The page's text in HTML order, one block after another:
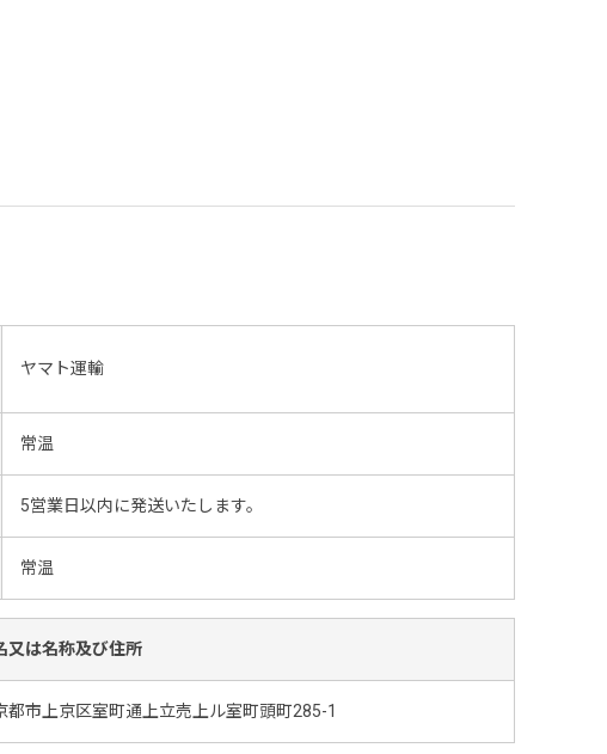
ヤマト運輸
常温
5営業日以内に発送いたします。
常温
又は名称及び住所
市上京区室町通上立売上ル室町頭町285-1